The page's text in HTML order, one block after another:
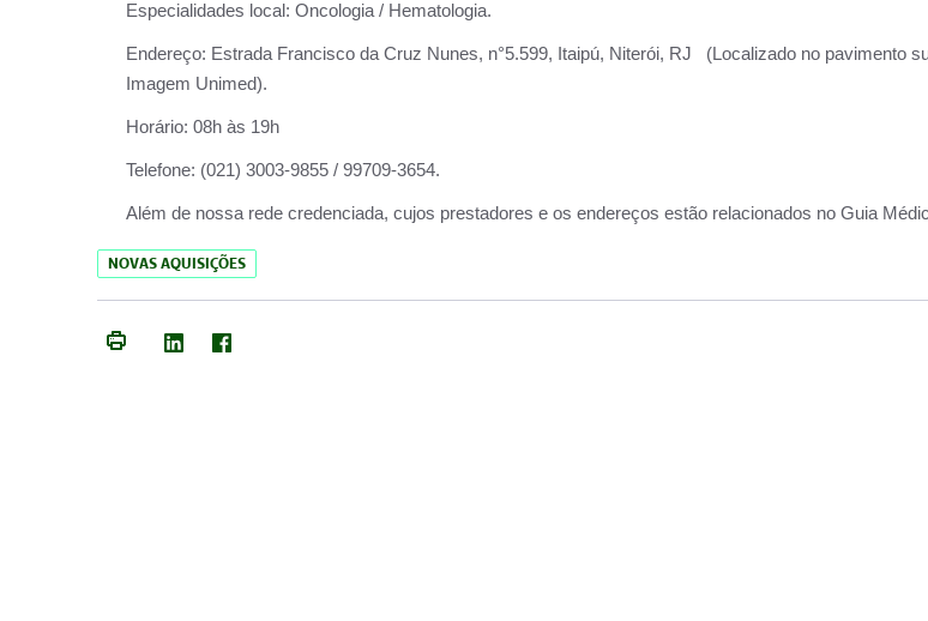
Especialidades local: Oncologia / Hematologia.
Endereço: Estrada Francisco da Cruz Nunes, n°5.599, Itaipú, Niterói, RJ (Localizado no pavimento
Imagem Unimed).
Horário: 08h às 19h
Telefone: (021) 3003-9855 / 99709-3654.
Além de nossa rede credenciada, cujos prestadores e os endereços estão relacionados no Guia
NOVAS AQUISIÇÕES